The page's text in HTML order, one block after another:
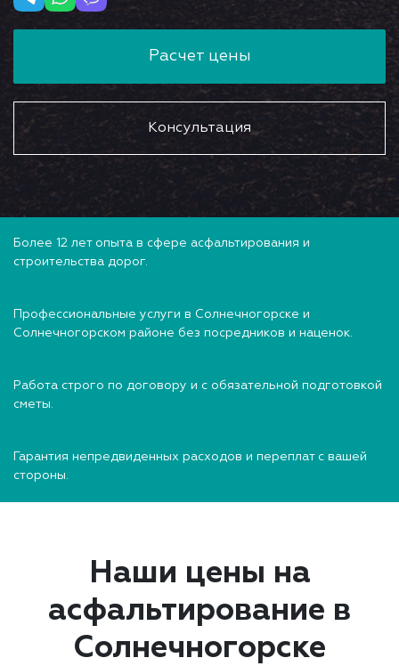
Расчет цены
Консультация
Более 12 лет опыта в сфере асфальтирования и
строительства дорог.
Профессиональные услуги в Солнечногорске и
Солнечногорском районе без посредников и наценок.
Работа строго по договору и с обязательной подготовкой
сметы.
Гарантия непредвиденных расходов и переплат с вашей
стороны.
Наши цены на
асфальтирование в
Солнечногорске